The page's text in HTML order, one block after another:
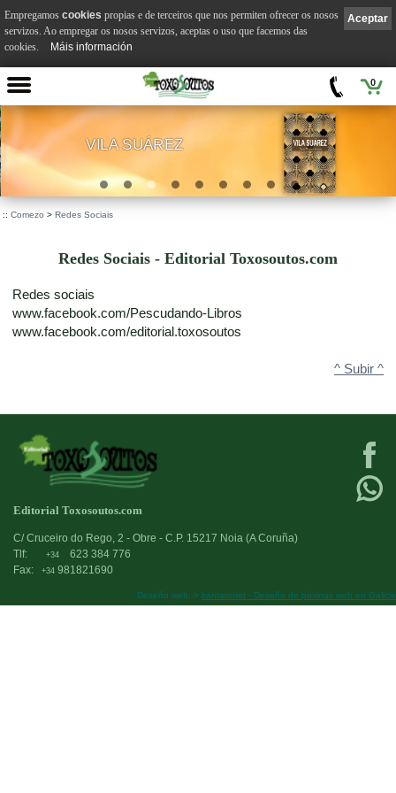
0
VILA SUÁREZ
:: Comezo > Redes Sociais
Redes Sociais - Editorial Toxosoutos.com
Redes sociais
www.facebook.com/Pescudando-Libros
www.facebook.com/editorial.toxosoutos
^ Subir ^
Editorial Toxosoutos.com
C/ Cruceiro do Rego, 2 - Obre - C.P. 15217 Noia (A Coruña)
Tlf:
+34
623 384 776
Fax:
+34 981821690
Deseño web:-> kantaronet - Deseño de páxinas web en Galicia
Aceptar
Empregamos cookies propias e de terceiros que nos permiten ofrecer os nosos
servizos. Ao empregar os nosos servizos, aceptas o uso que facemos das
cookies.
Máis información